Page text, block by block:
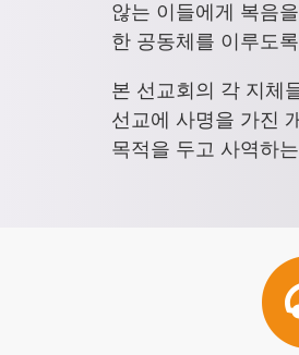
않는 이들에게 복음
한 공동체를 이루도
본 선교회의 각 지체
선교에 사명을 가진
목적을 두고 사역하